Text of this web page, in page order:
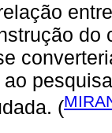
do
(